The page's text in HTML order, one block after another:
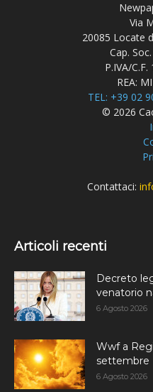
Via
20085 Locate
Cap.
P.IVA/
REA:
TEL: +39 02
© 2026
Contattaci:
Articoli recenti
Decreto
venatorio
6 Agosto 2026
Wwf a
settembre
6 Agosto 2026